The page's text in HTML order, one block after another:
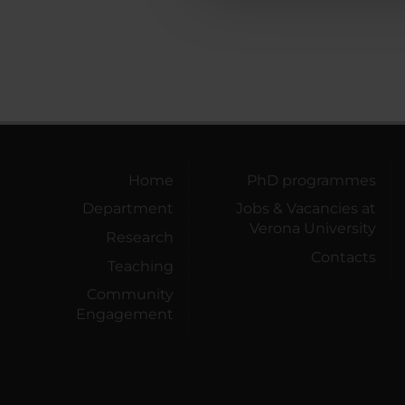
Home
Department
Research
Teaching
Community
Engagement
PhD programmes
Jobs & Vacancies at
Verona University
Contacts